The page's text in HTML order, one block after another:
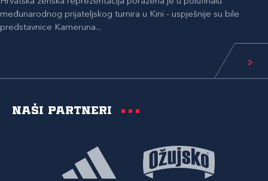
međunarodnog prijateljskog turnira u Kini - uspješnije su bile
predstavnice Kameruna...
Naši partneri